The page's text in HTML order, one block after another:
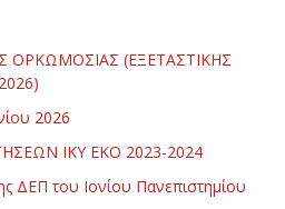
ΟΡΚΩΜΟΣΙΑΣ (ΕΞΕΤΑΣΤΙΚΗΣ
2026
ΙΚΥ ΕΚΟ 2023-2024
ΔΕΠ του Ιονίου Πανεπιστημίου